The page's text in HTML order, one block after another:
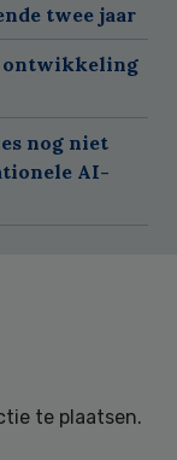
twee jaar
ontwikkeling
nog niet
AI-
te plaatsen.